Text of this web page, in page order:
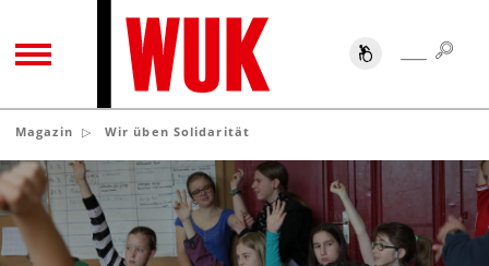
TOGGLE NAVIGATION SUCHE
Magazin Wir üben Solidarität
Wir
üben
Solidarität